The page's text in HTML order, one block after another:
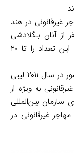
غیرقانونی در هند
۱۰ میلیون نفر از آنان بنگلادشی
هستند. برخی آمارهای دولتی و رسانه‌ها این تعداد را تا ۲۰
: پیش از آغاز جنگ داخلی در این کشور در سال ۲۰۱۱ لیبی
به ویژه از
سازمان بین‌المللی
سال ۲۰۲۰ بیش از ۶۵۰ هزار مهاجر غیرقانونی در